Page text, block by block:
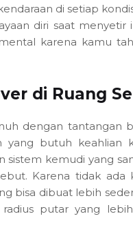
di setiap
diri saat menyetir
karena kamu
di Ruang
dengan tantangan
yang butuh keahlian
sistem kemudi yang
Karena tidak
bisa dibuat lebih
putar yang